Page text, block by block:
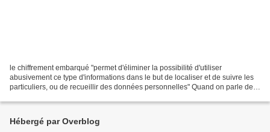
le chiffrement embarqué "permet d'éliminer la possibilité d'utiliser
abusivement ce type d'informations dans le but de localiser et de suivre les
particuliers, ou de recueillir des données personnelles" Quand on parle de
Hébergé par Overblog